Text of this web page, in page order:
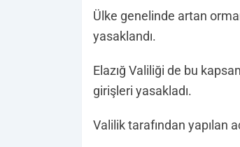
Ülke genelinde artan
yasaklandı.
Elazığ Valiliği de bu
girişleri yasakladı.
Valilik tarafından yapılan